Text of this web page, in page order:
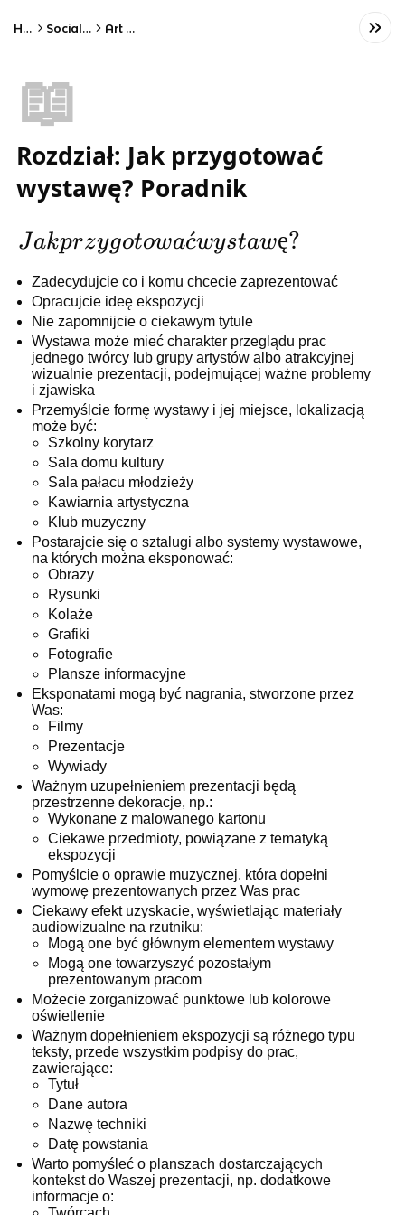
Home Social Studies Art History
📖
Rozdział: Jak przygotować
wystawę? Poradnik
Jak
przygotować
wystawę?
Jakprzygotowac
ˊwystawę?
Zadecydujcie co i komu chcecie zaprezentować
Opracujcie ideę ekspozycji
Nie zapomnijcie o ciekawym tytule
Wystawa może mieć charakter przeglądu prac
jednego twórcy lub grupy artystów albo atrakcyjnej
wizualnie prezentacji, podejmującej ważne problemy
i zjawiska
Przemyślcie formę wystawy i jej miejsce, lokalizacją
może być:
Szkolny korytarz
Sala domu kultury
Sala pałacu młodzieży
Kawiarnia artystyczna
Klub muzyczny
Postarajcie się o sztalugi albo systemy wystawowe,
na których można eksponować:
Obrazy
Rysunki
Kolaże
Grafiki
Fotografie
Plansze informacyjne
Eksponatami mogą być nagrania, stworzone przez
Was:
Filmy
Prezentacje
Wywiady
Ważnym uzupełnieniem prezentacji będą
przestrzenne dekoracje, np.:
Wykonane z malowanego kartonu
Ciekawe przedmioty, powiązane z tematyką
ekspozycji
Pomyślcie o oprawie muzycznej, która dopełni
wymowę prezentowanych przez Was prac
Ciekawy efekt uzyskacie, wyświetlając materiały
audiowizualne na rzutniku:
Mogą one być głównym elementem wystawy
Mogą one towarzyszyć pozostałym
prezentowanym pracom
Możecie zorganizować punktowe lub kolorowe
oświetlenie
Ważnym dopełnieniem ekspozycji są różnego typu
teksty, przede wszystkim podpisy do prac,
zawierające:
Tytuł
Dane autora
Nazwę techniki
Datę powstania
Warto pomyśleć o planszach dostarczających
kontekst do Waszej prezentacji, np. dodatkowe
informacje o: